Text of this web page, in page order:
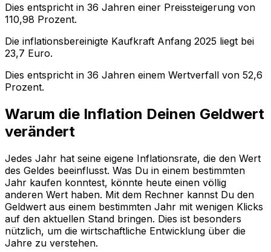
Dies entspricht in 36 Jahren einer Preissteigerung von
110,98 Prozent.
Die inflationsbereinigte Kaufkraft Anfang 2025 liegt bei
23,7 Euro.
Dies entspricht in 36 Jahren einem Wertverfall von 52,6
Prozent.
Warum die Inflation Deinen Geldwert
verändert
Jedes Jahr hat seine eigene Inflationsrate, die den Wert
des Geldes beeinflusst. Was Du in einem bestimmten
Jahr kaufen konntest, könnte heute einen völlig
anderen Wert haben. Mit dem Rechner kannst Du den
Geldwert aus einem bestimmten Jahr mit wenigen Klicks
auf den aktuellen Stand bringen. Dies ist besonders
nützlich, um die wirtschaftliche Entwicklung über die
Jahre zu verstehen.